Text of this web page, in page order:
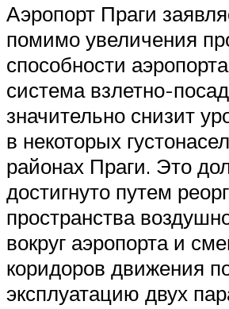
Аэропорт Праги
помимо увеличения
способности
система взлетно-
значительно снизит
в некоторых
районах Праги. Это
достигнуто путем
пространства
вокруг аэропорта и
коридоров движения
эксплуатацию двух